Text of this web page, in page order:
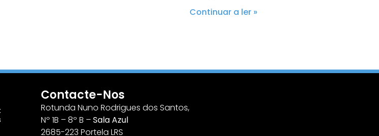
Continuar a ler »
Contacte-Nos
Rotunda Nuno Rodrigues dos Santos,
Nº 1B – 8º B –Sala Azul
2685-223 Portela LRS